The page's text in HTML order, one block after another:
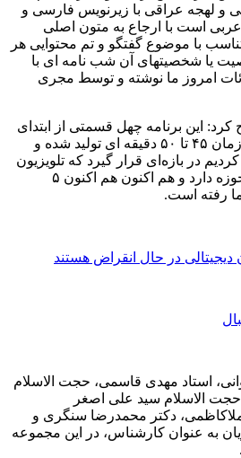
و لهجه عراقی با زیرنویس فارسی و
است با ارجاع به متون اصلی
با موضوع گفتگو و تم محتوایی هر
یا شخصیتهای آن شب نامه ای با
امروز ما نوشته و توسط مجری
این برنامه چهل قسمتی از ابتدای
دهه دوم محرم تا اربعین با زمان ۴۵ تا ۵۰ دقیقه ای تولید شده و
در بازه‌ای قرار گیرد که تلویزیون
برنامه های کمتری در این حوزه دارد و هم اکنون هم اکنون ۵
رفته است.
در حال انقراض هستند
استاد مهدی قاسمی، حجت الاسلام
الاسلام سید علی اصغر
دکتر محمدرضا سنگری و
به عنوان کارشناس، در این مجموعه